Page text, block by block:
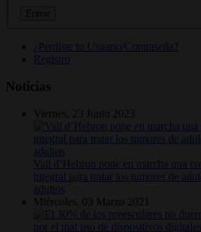
¿Perdiste tu Usuario/Contraseña?
Registro
Noticias
Viernes, 23 Junio 2023
Vall d’Hebron pone en marcha una
integral para tratar los tumores de
adultos
Miércoles, 03 Marzo 2021